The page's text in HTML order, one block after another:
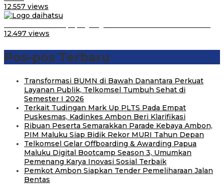
12.557 views
12.497 views
Pos-pos Terbaru
Transformasi BUMN di Bawah Danantara Perkuat
Layanan Publik, Telkomsel Tumbuh Sehat di
Semester I 2026
Terkait Tudingan Mark Up PLTS Pada Empat
Puskesmas, Kadinkes Ambon Beri Klarifikasi
Ribuan Peserta Semarakkan Parade Kebaya Ambon,
PIM Maluku Siap Bidik Rekor MURI Tahun Depan
Telkomsel Gelar Offboarding & Awarding Papua
Maluku Digital Bootcamp Season 3, Umumkan
Pemenang Karya Inovasi Sosial Terbaik
Pemkot Ambon Siapkan Tender Pemeliharaan Jalan
Bentas